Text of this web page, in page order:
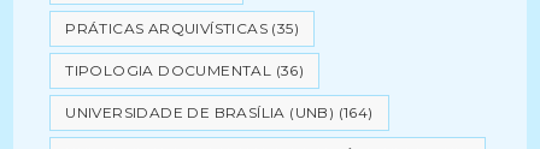
PRÁTICAS ARQUIVÍSTICAS (35)
TIPOLOGIA DOCUMENTAL (36)
UNIVERSIDADE DE BRASÍLIA (UNB) (164)